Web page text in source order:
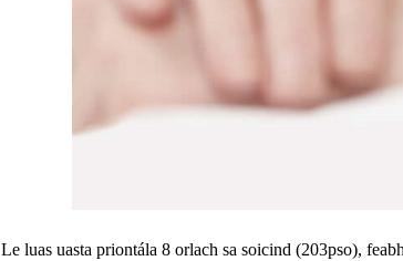
Le luas uasta priontála 8 orlach sa soicind (203pso),